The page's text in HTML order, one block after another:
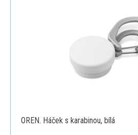
OREN. Háček s karabinou, bílá